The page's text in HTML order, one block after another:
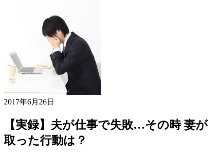
2017年6月26日
【実録】夫が仕事で失敗…その時 妻が
取った行動は？